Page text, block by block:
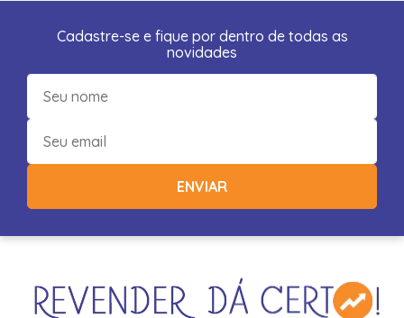
Cadastre-se e fique por dentro de todas as
novidades
ENVIAR